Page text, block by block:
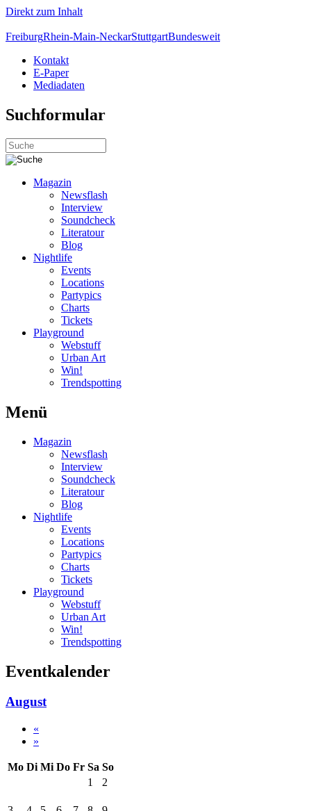
Direkt zum Inhalt
FreiburgRhein-Main-NeckarStuttgartBundesweit
Kontakt
E-Paper
Mediadaten
Suchformular
Magazin
Newsflash
Interview
Soundcheck
Literatour
Blog
Nightlife
Events
Locations
Partypics
Charts
Tickets
Playground
Webstuff
Urban Art
Win!
Trendspotting
Menü
Magazin
Newsflash
Interview
Soundcheck
Literatour
Blog
Nightlife
Events
Locations
Partypics
Charts
Tickets
Playground
Webstuff
Urban Art
Win!
Trendspotting
Eventkalender
August
«
»
Mo Di Mi Do Fr Sa So
1
2